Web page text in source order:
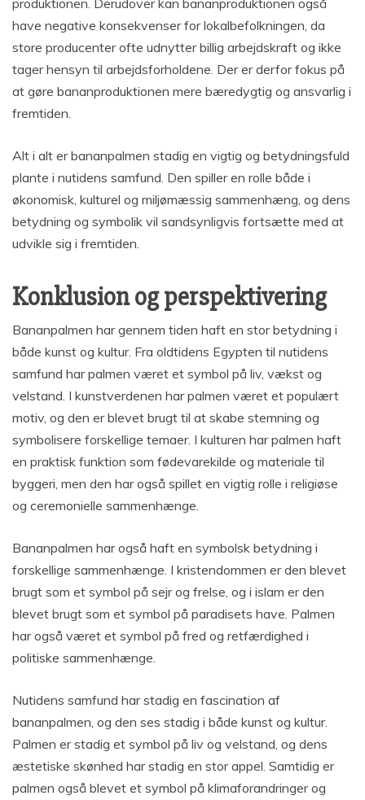
have negative konsekvenser for lokalbefolkningen, da
store producenter ofte udnytter billig arbejdskraft og ikke
tager hensyn til arbejdsforholdene. Der er derfor fokus på
at gøre bananproduktionen mere bæredygtig og ansvarlig i
fremtiden.
Alt i alt er bananpalmen stadig en vigtig og betydningsfuld
plante i nutidens samfund. Den spiller en rolle både i
økonomisk, kulturel og miljømæssig sammenhæng, og dens
betydning og symbolik vil sandsynligvis fortsætte med at
udvikle sig i fremtiden.
Konklusion og perspektivering
Bananpalmen har gennem tiden haft en stor betydning i
både kunst og kultur. Fra oldtidens Egypten til nutidens
samfund har palmen været et symbol på liv, vækst og
velstand. I kunstverdenen har palmen været et populært
motiv, og den er blevet brugt til at skabe stemning og
symbolisere forskellige temaer. I kulturen har palmen haft
en praktisk funktion som fødevarekilde og materiale til
byggeri, men den har også spillet en vigtig rolle i religiøse
og ceremonielle sammenhænge.
Bananpalmen har også haft en symbolsk betydning i
forskellige sammenhænge. I kristendommen er den blevet
brugt som et symbol på sejr og frelse, og i islam er den
blevet brugt som et symbol på paradisets have. Palmen
har også været et symbol på fred og retfærdighed i
politiske sammenhænge.
Nutidens samfund har stadig en fascination af
bananpalmen, og den ses stadig i både kunst og kultur.
Palmen er stadig et symbol på liv og velstand, og dens
æstetiske skønhed har stadig en stor appel. Samtidig er
palmen også blevet et symbol på klimaforandringer og